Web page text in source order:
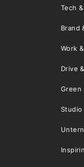
Tech
Brand
Work
Drive
Green
Studio